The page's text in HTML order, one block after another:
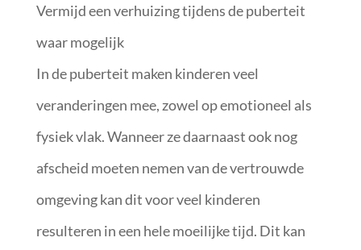
Vermijd een verhuizing tijdens de puberteit
waar mogelijk
In de puberteit maken kinderen veel
veranderingen mee, zowel op emotioneel als
fysiek vlak. Wanneer ze daarnaast ook nog
afscheid moeten nemen van de vertrouwde
omgeving kan dit voor veel kinderen
resulteren in een hele moeilijke tijd. Dit kan